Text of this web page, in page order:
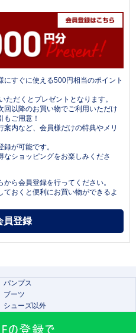
すぐに使える500円相当のポイント
だくとプレゼントとなります。
回以降のお買い物でご利用いただけ
もご用意！
内など、会員様だけの特典やメリ
が可能です。
ショッピングをお楽しみくださ
ら会員登録を行ってください。
ておくと便利にお買い物ができるよ
パンプス
ブーツ
シューズ以外